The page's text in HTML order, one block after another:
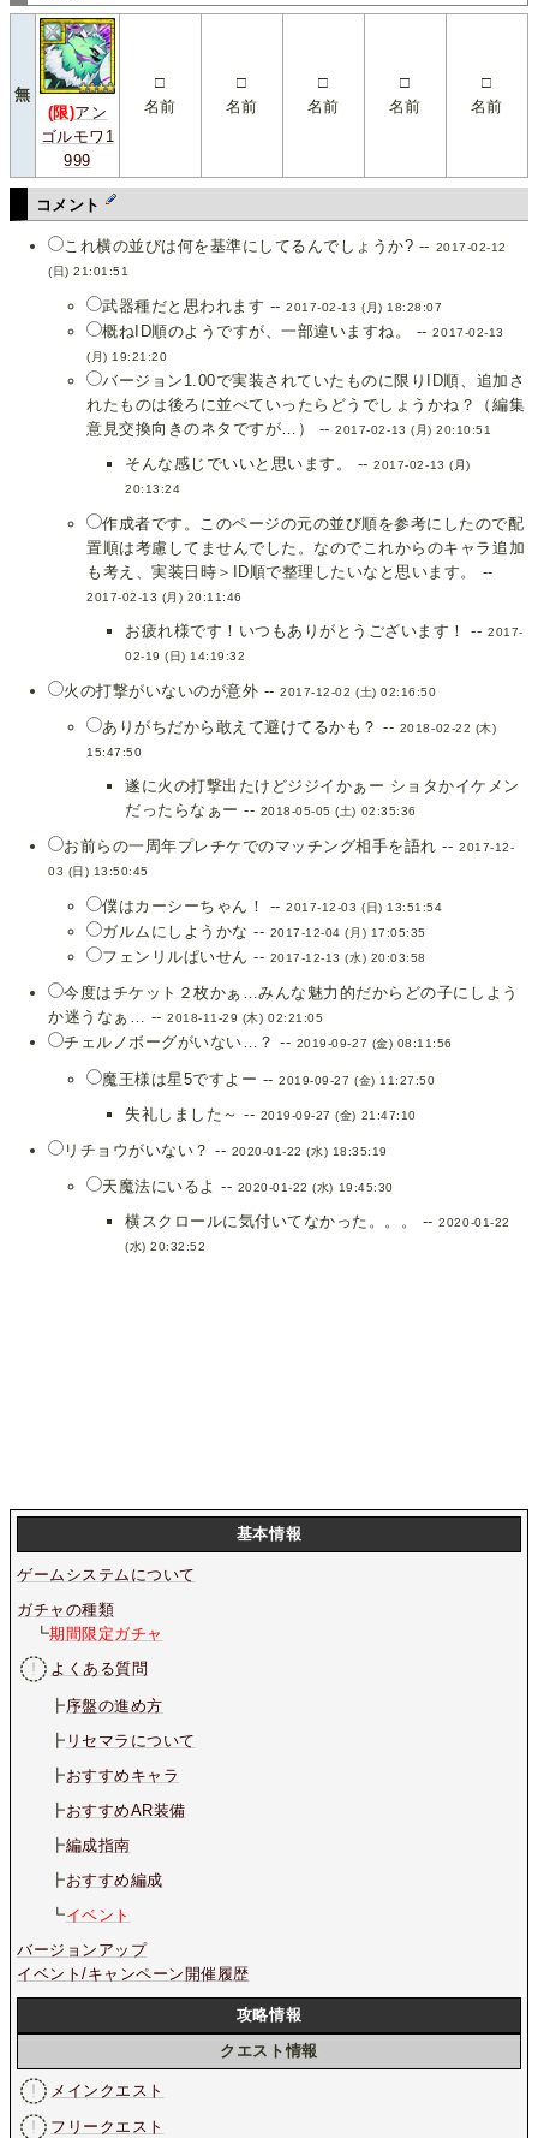
無
(限)アン
ゴルモワ1
999
□
名前
□
名前
□
名前
□
名前
□
名前
コメント
これ横の並びは何を基準にしてるんでしょうか? -- 2017-02-12
(日) 21:01:51
武器種だと思われます --2017-02-13 (月) 18:28:07
概ねID順のようですが、一部違いますね。 --2017-02-13
(月) 19:21:20
バージョン1.00で実装されていたものに限りID順、追加さ
れたものは後ろに並べていったらどうでしょうかね？（編集
意見交換向きのネタですが…） --2017-02-13 (月) 20:10:51
そんな感じでいいと思います。 --2017-02-13 (月)
20:13:24
作成者です。このページの元の並び順を参考にしたので配
置順は考慮してませんでした。なのでこれからのキャラ追加
も考え、実装日時＞ID順で整理したいなと思います。 --
2017-02-13 (月) 20:11:46
お疲れ様です！いつもありがとうございます！ -- 2017-
02-19 (日) 14:19:32
火の打撃がいないのが意外 --2017-12-02 (土) 02:16:50
ありがちだから敢えて避けてるかも？ -- 2018-02-22 (木)
15:47:50
遂に火の打撃出たけどジジイかぁー ショタかイケメン
だったらなぁー -- 2018-05-05 (土) 02:35:36
お前らの一周年プレチケでのマッチング相手を語れ --2017-12-
03 (日) 13:50:45
僕はカーシーちゃん！ --2017-12-03 (日) 13:51:54
ガルムにしようかな -- 2017-12-04 (月) 17:05:35
フェンリルぱいせん -- 2017-12-13 (水) 20:03:58
今度はチケット２枚かぁ…みんな魅力的だからどの子にしよう
か迷うなぁ… --2018-11-29 (木) 02:21:05
チェルノボーグがいない…？ -- 2019-09-27 (金) 08:11:56
魔王様は星5ですよー --2019-09-27 (金) 11:27:50
失礼しました～ -- 2019-09-27 (金) 21:47:10
リチョウがいない？ -- 2020-01-22 (水) 18:35:19
天魔法にいるよ -- 2020-01-22 (水) 19:45:30
横スクロールに気付いてなかった。。。 --2020-01-22
(水) 20:32:52
基本情報
ゲームシステムについて
ガチャの種類
┗期間限定ガチャ
よくある質問
┣序盤の進め方
┣ リセマラについて
┣おすすめキャラ
┣おすすめAR装備
┣編成指南
┣おすすめ編成
┗イベント
バージョンアップ
イベント/キャンペーン開催履歴
攻略情報
クエスト情報
メインクエスト
フリークエスト